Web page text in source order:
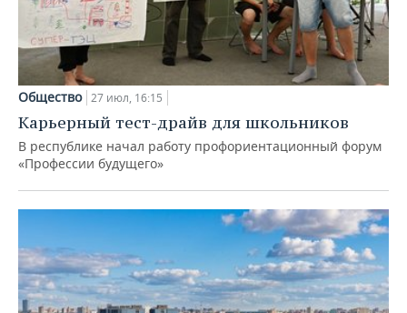
Общество 27 июл, 16:15
Карьерный тест-драйв для школьников
В республике начал работу профориентационный форум
«Профессии будущего»